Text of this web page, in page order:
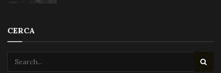
CERCA